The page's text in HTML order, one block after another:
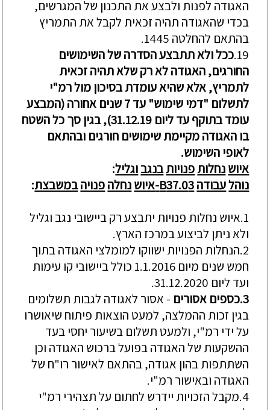
האגודה לפנות ולבצעאת התכנון שלהמגרשים,
בכדי שהאגודה תהיה זכאית לקבלאת התמריץ
בהתאם להחלטה 1445.
19. ככלולאתתבצעהסדרהשלהשימושים
החורגים,האגודהלארקשלאתהיהזכאית
לתמריץ,אלאשהיאעומדתבסיכוןמולרמ"י
לתשלום "דמישימוש" עד7שנים אחורה(המבצע
עומדבתוקףעדליום 31.12.19
),בגיןסךכלהשטח
בוהאגודהמקיימתשימושים חורגים ובהתאם
לאופיהשימוש.
איושנחלותפנויותבנגבוגליל:
נוהלעבודה B37.03- איושנחלהפנויהבמשבצת:
1. איוש נחלות פנויות יתבצערקביישובי נגב וגליל
ולאניתן לביצועבמרכז הארץ.
2. הנחלות הפנויות ישווקו למומלצי האגודהבתוך
חמש שנים מיום 1.1.2016 כוללביישובי קו עימות
ועד ליום 31.12.2020.
3.כספים אסורים - אסור לאגודה לגבות תשלומים
בגין זכות ההמלצה, למעט הוצאות פיתוח שיאושרו
עלידי רמ"י, ולמעט תשלום בשיעור יחסיבעד
ההשקעות שלהאגודהבפועלברכוש האגודה וכן
השתתפותבהון אגודה,בהתאם לאישור רו"ח של
האגודה ובאישור רמ"י.
4. מקבלהזכויות יידרש לחתום עלתצהירי רמ"י